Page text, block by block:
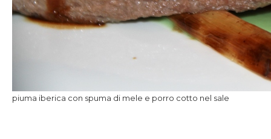
piuma iberica con spuma di mele e porro cotto nel sale